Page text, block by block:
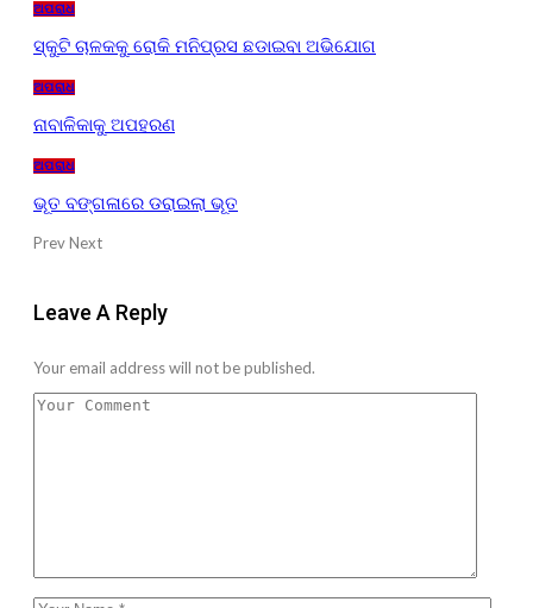
ଅପରାଧ
ସ୍କୁଟି ଚାଳକକୁ ରୋକି ମନିପ୍ରସ ଛଡାଇବା ଅଭିଯୋଗ
ଅପରାଧ
ନାବାଳିକାକୁ ଅପହରଣ
ଅପରାଧ
ଭୂତ ବଙ୍ଗଳାରେ ଡରାଇଲା ଭୂତ
PrevNext
Leave A Reply
Your email address will not be published.